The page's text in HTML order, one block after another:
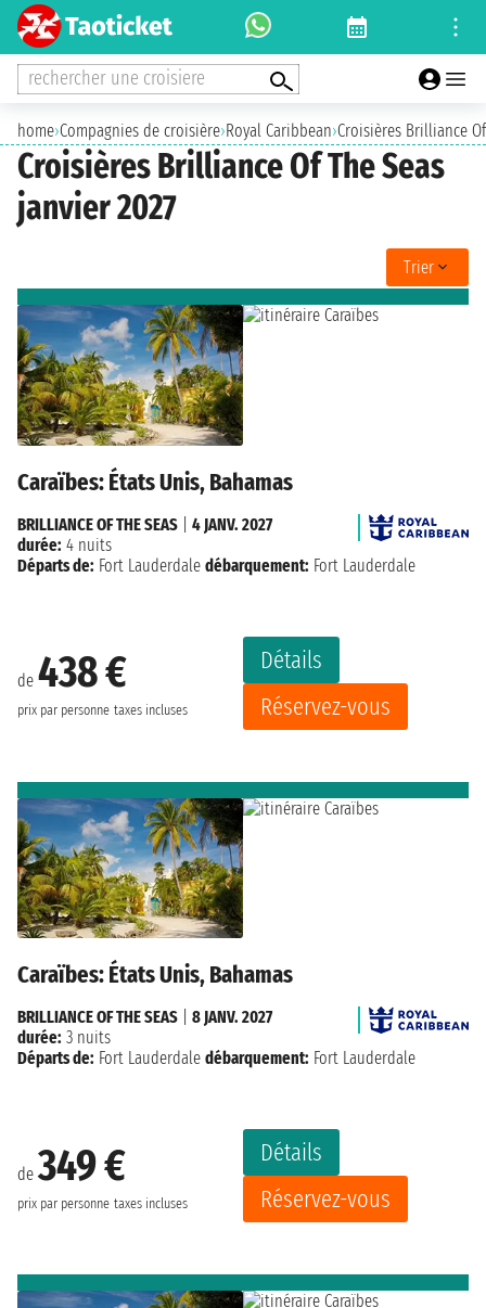
rechercher une croisiere
home›Compagnies de croisière›Royal Caribbean›Croisières Brilliance
Croisières Brilliance Of The Seas
janvier 2027
Trier
Caraïbes: États Unis, Bahamas
de 438 €
prix par personne taxes incluses
Détails
Réservez-vous
BRILLIANCE OF THE SEAS
4 JANV. 2027
durée: 4 nuits
Départs de: Fort Lauderdale débarquement: Fort Lauderdale
Caraïbes: États Unis, Bahamas
de349 €
prix par personne taxes incluses
Détails
Réservez-vous
BRILLIANCE OF THE SEAS
8 JANV. 2027
durée: 3 nuits
Départs de: Fort Lauderdale débarquement: Fort Lauderdale